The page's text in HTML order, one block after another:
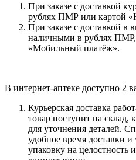
При заказе с доставкой
рублях ПМР или картой
При заказе с доставкой
наличными в рублях ПМР,
«Мобильный платёж».
В интернет-аптеке доступно 2
Курьерская доставка
товар поступит на склад,
для уточнения деталей.
удобное время доставки
упаковку на целостность